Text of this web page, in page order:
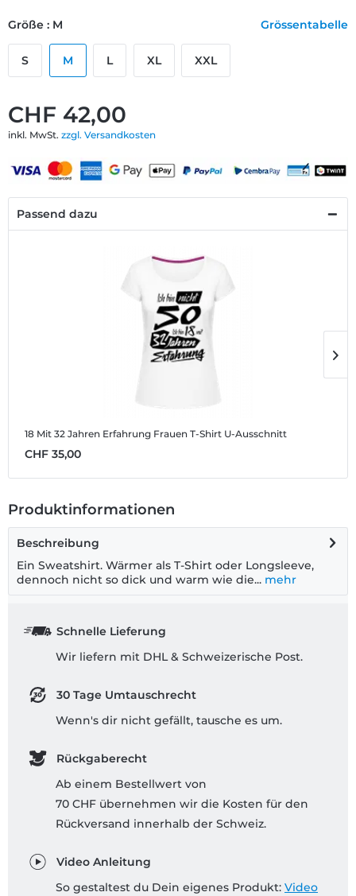
CHF 42,00
inkl. MwSt. zzgl. Versandkosten
Größe : M Grössentabelle
S M L XL XXL
Passend dazu
18 Mit 32 Jahren Erfahrung Frauen T-Shirt U-Ausschnitt
CHF 35,00
Produktinformationen
Beschreibung
Ein Sweatshirt. Wärmer als T-Shirt oder Longsleeve,
dennoch nicht so dick und warm wie die... mehr
Schnelle Lieferung
Wir liefern mit DHL & Schweizerische Post.
30 Tage Umtauschrecht
Wenn's dir nicht gefällt, tausche es um.
Rückgaberecht
Ab einem Bestellwert von
70 CHF übernehmen wir die Kosten für den
Rückversand innerhalb der Schweiz.
Video Anleitung
So gestaltest du Dein eigenes Produkt: Video